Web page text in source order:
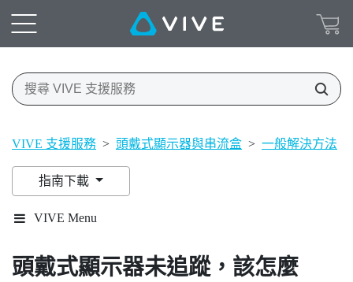
VIVE 支援服務 > 頭戴式顯示器與串流盒 > 一般解決方法
指南下載
VIVE Menu
頭戴式顯示器未追蹤，該怎麼